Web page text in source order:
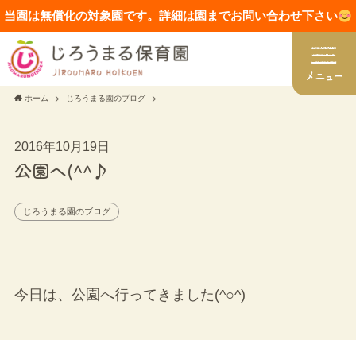
当園は無償化の対象園です。詳細は園までお問い合わせ下さい
ホーム じろうまる園のブログ
2016年10月19日
公園へ(^^♪
じろうまる園のブログ
今日は、公園へ行ってきました(^○^)